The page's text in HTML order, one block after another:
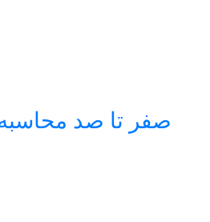
صفر تا صد